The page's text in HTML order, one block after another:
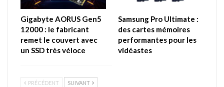
Gigabyte AORUS Gen5
12000 : le fabricant
remet le couvert avec
un SSD très véloce
Samsung Pro Ultimate :
des cartes mémoires
performantes pour les
vidéastes
PRÉCÉDENT SUIVANT